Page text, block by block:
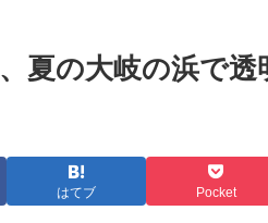
夏の大岐の浜で
はてブ Pocket